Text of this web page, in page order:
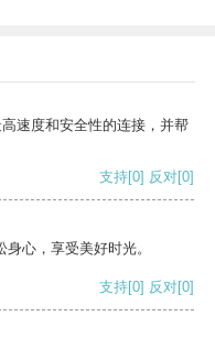
速度和安全性的连接，并帮
支持[0] 反对[0]
心，享受美好时光。
支持[0] 反对[0]